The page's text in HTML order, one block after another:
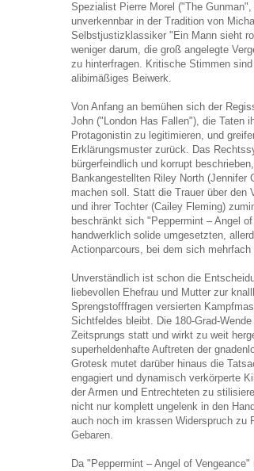
Spezialist Pierre Morel ("The
unverkennbar in der Tradition von
Selbstjustizklassiker "Ein Mann sieht
weniger darum, die groß angelegte
zu hinterfragen. Kritische Stimmen
alibimäßiges Beiwerk.
Von Anfang an bemühen sich der
John ("London Has Fallen"), die Taten
Protagonistin zu legitimieren, und
Erklärungsmuster zurück. Das
bürgerfeindlich und korrupt
Bankangestellten Riley North (Jennifer
machen soll. Statt die Trauer über den
und ihrer Tochter (Cailey Fleming)
beschränkt sich "Peppermint – Angel
handwerklich solide umgesetzten,
Actionparcours, bei dem sich
Unverständlich ist schon die
liebevollen Ehefrau und Mutter zur
Sprengstofffragen versierten
Sichtfeldes bleibt. Die 180-Grad-
Zeitsprungs statt und wirkt zu weit
superheldenhafte Auftreten der
Grotesk mutet darüber hinaus die
engagiert und dynamisch verkörperte
der Armen und Entrechteten zu
nicht nur komplett ungelenk in den
auch noch im krassen Widerspruch zu
Gebaren.
Da "Peppermint – Angel of